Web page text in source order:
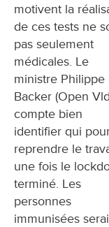
motivent la
de ces tests ne
pas seulement
médicales. Le
ministre Philippe
Backer (Open
compte bien
identifier qui
reprendre le
une fois le
terminé. Les
personnes
immunisées